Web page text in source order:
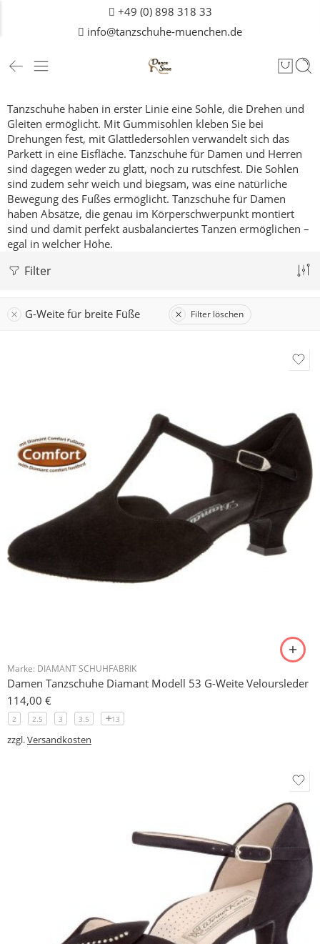
+49 (0) 898 318 33
info@tanzschuhe-muenchen.de
Tanzschuhe haben in erster Linie eine Sohle, die Drehen und
Gleiten ermöglicht. Mit Gummisohlen kleben Sie bei
Drehungen fest, mit Glattledersohlen verwandelt sich das
Parkett in eine Eisfläche. Tanzschuhe für Damen und Herren
sind dagegen weder zu glatt, noch zu rutschfest. Die Sohlen
sind zudem sehr weich und biegsam, was eine natürliche
Bewegung des Fußes ermöglicht. Tanzschuhe für Damen
haben Absätze, die genau im Körperschwerpunkt montiert
sind und damit perfekt ausbalanciertes Tanzen ermöglichen –
egal in welcher Höhe.
Filter
G-Weite für breite Füße Filter löschen
Marke: DIAMANT SCHUHFABRIK
Damen Tanzschuhe Diamant Modell 53 G-Weite Veloursleder
114,00 €
2 2.5 3 3.5 13
zzgl.Versandkosten